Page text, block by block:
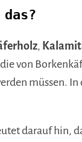
,
von
müssen.
darauf hin,